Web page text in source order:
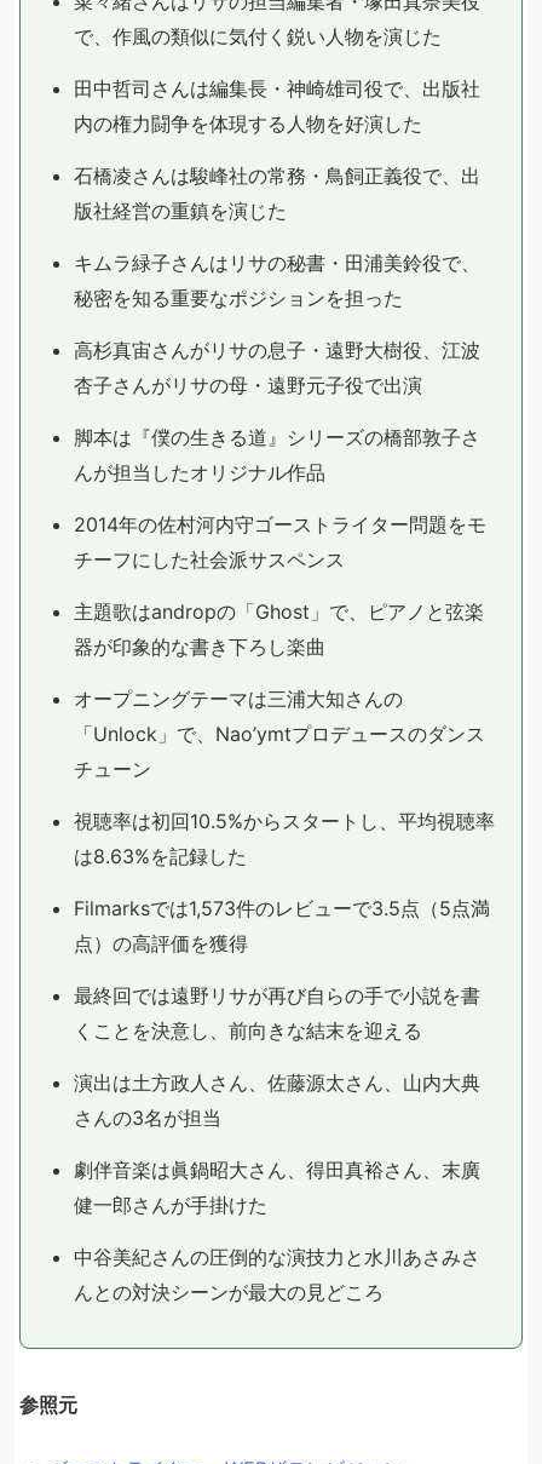
で、作風の類似に気付く鋭い人物を演じた
田中哲司さんは編集長・神崎雄司役で、出版社
内の権力闘争を体現する人物を好演した
石橋凌さんは駿峰社の常務・鳥飼正義役で、出
版社経営の重鎮を演じた
キムラ緑子さんはリサの秘書・田浦美鈴役で、
秘密を知る重要なポジションを担った
高杉真宙さんがリサの息子・遠野大樹役、江波
杏子さんがリサの母・遠野元子役で出演
脚本は『僕の生きる道』シリーズの橋部敦子さ
んが担当したオリジナル作品
2014年の佐村河内守ゴーストライター問題をモ
チーフにした社会派サスペンス
主題歌はandropの「Ghost」で、ピアノと弦楽
器が印象的な書き下ろし楽曲
オープニングテーマは三浦大知さんの
「Unlock」で、Nao’ymtプロデュースのダンス
チューン
視聴率は初回10.5%からスタートし、平均視聴率
は8.63%を記録した
Filmarksでは1,573件のレビューで3.5点（5点満
点）の高評価を獲得
最終回では遠野リサが再び自らの手で小説を書
くことを決意し、前向きな結末を迎える
演出は土方政人さん、佐藤源太さん、山内大典
さんの3名が担当
劇伴音楽は眞鍋昭大さん、得田真裕さん、末廣
健一郎さんが手掛けた
中谷美紀さんの圧倒的な演技力と水川あさみさ
んとの対決シーンが最大の見どころ
参照元